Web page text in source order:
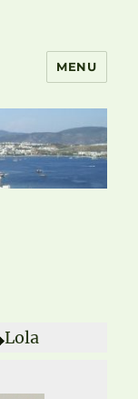
MENU
Lola